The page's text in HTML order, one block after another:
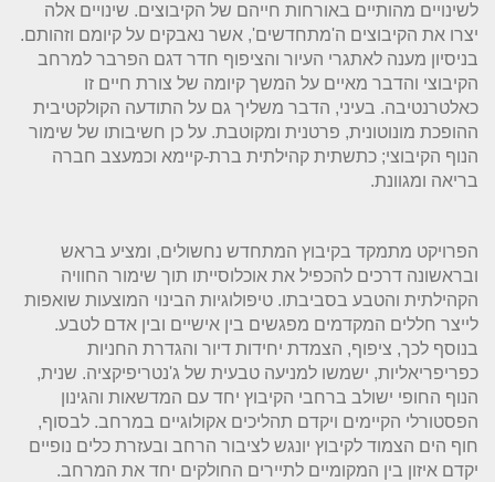
לשינויים מהותיים באורחות חייהם של הקיבוצים. שינויים אלה
יצרו את הקיבוצים ה'מתחדשים', אשר נאבקים על קיומם וזהותם.
בניסיון מענה לאתגרי העיור והציפוף חדר דגם הפרבר למרחב
הקיבוצי והדבר מאיים על המשך קיומה של צורת חיים זו
כאלטרנטיבה. בעיני, הדבר משליך גם על התודעה הקולקטיבית
ההופכת מונוטונית, פרטנית ומקוטבת. על כן חשיבותו של שימור
הנוף הקיבוצי; כתשתית קהילתית ברת-קיימא וכמעצב חברה
בריאה ומגוונת.
הפרויקט מתמקד בקיבוץ המתחדש נחשולים, ומציע בראש
ובראשונה דרכים להכפיל את אוכלוסייתו תוך שימור החוויה
הקהילתית והטבע בסביבתו. טיפולוגיות הבינוי המוצעות שואפות
לייצר חללים המקדמים מפגשים בין אישיים ובין אדם לטבע.
בנוסף לכך, ציפוף, הצמדת יחידות דיור והגדרת החניות
כפריפריאליות, ישמשו למניעה טבעית של ג'נטריפיקציה. שנית,
הנוף החופי ישולב ברחבי הקיבוץ יחד עם המדשאות והגינון
הפסטורלי הקיימים ויקדם תהליכים אקולוגיים במרחב. לבסוף,
חוף הים הצמוד לקיבוץ יונגש לציבור הרחב ובעזרת כלים נופיים
יקדם איזון בין המקומיים לתיירים החולקים יחד את המרחב.